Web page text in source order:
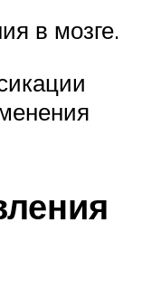
в мозге.